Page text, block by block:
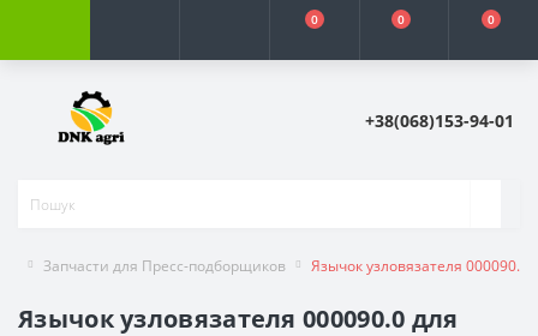
0 0 0
+38(068)153-94-01
Запчасти для Пресс-подборщиков Язычок узловязателя
Язычок узловязателя 000090.0 для